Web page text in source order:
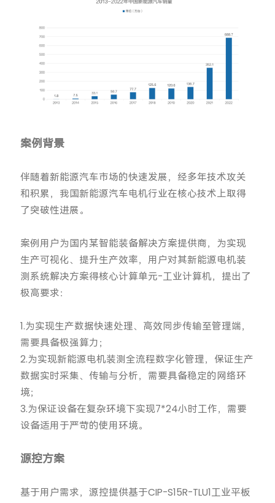
案例背景
伴随着新能源汽车市场的快速发展，经多年技术攻关
和积累，我国新能源汽车电机行业在核心技术上取得
了突破性进展。
案例用户为国内某智能装备解决方案提供商，为实现
生产可视化、提升生产效率，用户对其新能源电机装
测系统解决方案得核心计算单元-工业计算机，提出了
极高要求：
1.为实现生产数据快速处理、高效同步传输至管理端，
需要具备极强算力；
2.为实现新能源电机装测全流程数字化管理，保证生产
数据实时采集、传输与分析，需要具备稳定的网络环
境；
3.为保证设备在复杂环境下实现7*24小时工作，需要
设备适用于严苛的使用环境。
源控方案
基于用户需求，源控提供基于CIP-S15R-TLU1工业平板